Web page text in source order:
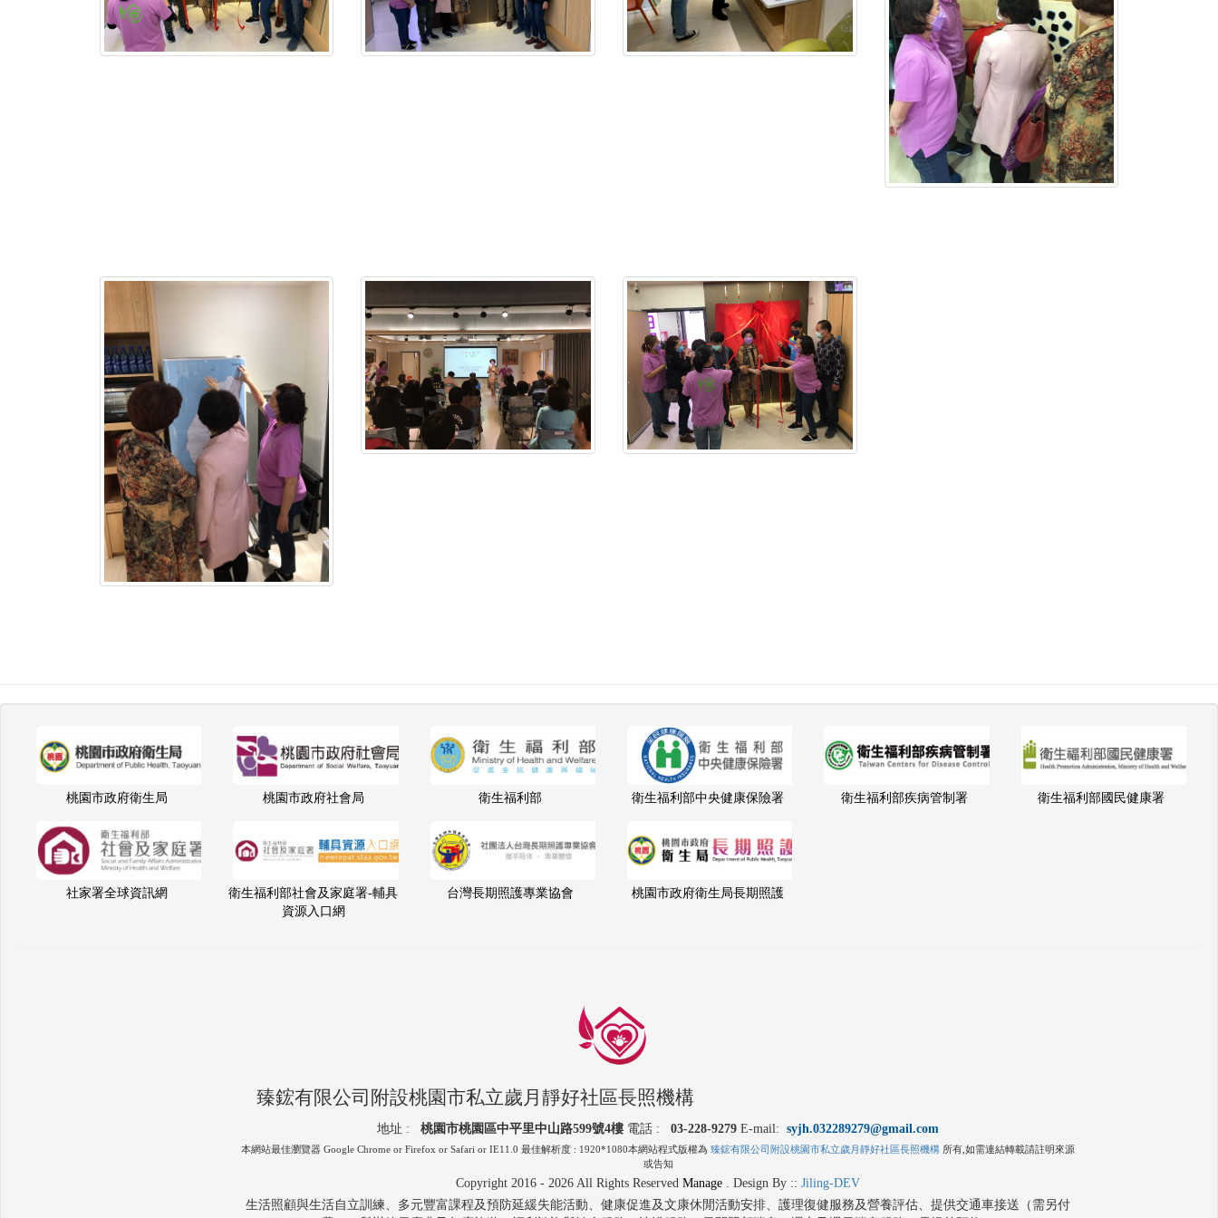
桃園市政府衛生局 桃園市政府社會局 衛生福利部 衛生福利部中央健康保險署 衛生福利部疾病管制署 衛生福利部國民健康署
社家署全球資訊網
衛生福利部社會及家庭署-輔具
資源入口網
台灣長期照護專業協會 桃園市政府衛生局長期照護
臻鋐有限公司附設桃園市私立歲月靜好社區長照機構
地址 :桃園市桃園區中平里中山路599號4樓 電話 :03-228-9279 E-mail: syjh.032289279@gmail.com
本網站最佳瀏覽器 Google Chrome or Firefox or Safari or IE11.0 最佳解析度 : 1920*1080本網站程式版權為臻鋐有限公司附設桃園市私立歲月靜好社區長照機構 所有,如需連結轉載請註明來源
或告知
Copyright 2016 - 2026 All Rights ReservedManage .Design By ::Jiling-DEV
生活照顧與生活自立訓練、多元豐富課程及預防延緩失能活動、健康促進及文康休閒活動安排、護理復健服務及營養評估、提供交通車接送（需另付